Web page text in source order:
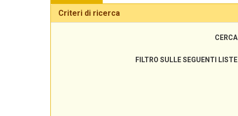
Criteri di ricerca
CERCA
FILTRO SULLE SEGUENTI LISTE